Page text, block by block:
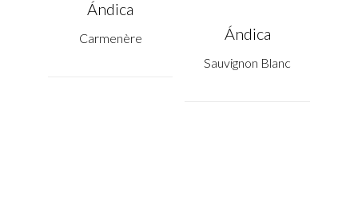
Ándica
Carmenère Ándica
Sauvignon Blanc